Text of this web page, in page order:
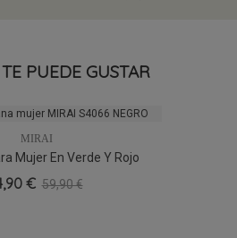
PUEDE GUSTAR
MIRAI
Mujer En Verde Y Rojo
€ 59,90 €